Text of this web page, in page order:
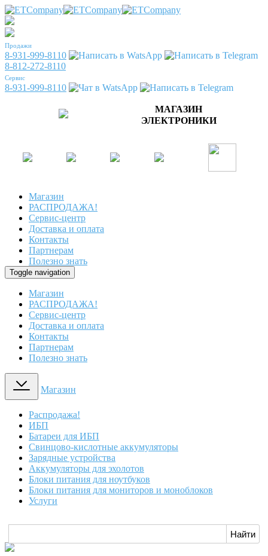
Продажи
8-931-999-8110
8-812-272-8110
Сервис
8-931-999-8110
МАГАЗИН
ЭЛЕКТРОНИКИ
Магазин
РАСПРОДАЖА!
Сервис-центр
Доставка и оплата
Контакты
Партнерам
Полезно знать
Toggle navigation
Магазин
РАСПРОДАЖА!
Сервис-центр
Доставка и оплата
Контакты
Партнерам
Полезно знать
Магазин
Распродажа!
ИБП
Батареи для ИБП
Свинцово-кислотные аккумуляторы
Зарядные устройства
Аккумуляторы для эхолотов
Блоки питания для ноутбуков
Блоки питания для мониторов и моноблоков
Услуги